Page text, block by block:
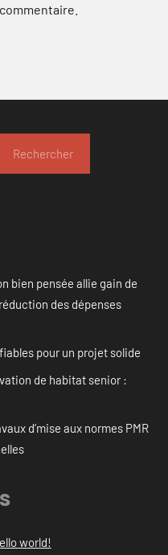
Rechercher
bien pensée allie gain de
des dépenses
pour un projet solide
de habitat senior :
d’mise aux normes PMR
world!